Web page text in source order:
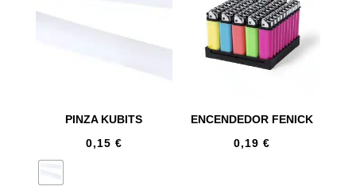
PINZA KUBITS
0,15 €
ENCENDEDOR FENICK
0,19€